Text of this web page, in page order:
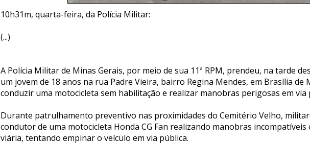
10h31m, quarta-feira, da Polícia Militar:
(...)
A Polícia Militar de Minas Gerais, por meio de sua 11ª RPM, prendeu, na tarde
um jovem de 18 anos na rua Padre Vieira, bairro Regina Mendes, em Brasília de
conduzir uma motocicleta sem habilitação e realizar manobras perigosas em via
Durante patrulhamento preventivo nas proximidades do Cemitério Velho,
condutor de uma motocicleta Honda CG Fan realizando manobras incompatíveis
viária, tentando empinar o veículo em via pública.